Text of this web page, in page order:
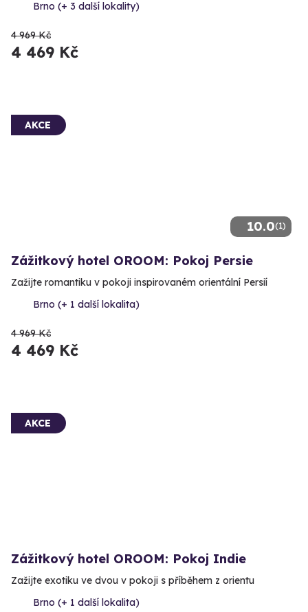
Brno (+ 3 další lokality)
4 969 Kč
4 469 Kč
10.0(1)
AKCE
Zážitkový hotel OROOM: Pokoj Persie
Zažijte romantiku v pokoji inspirovaném orientální Persií
Brno (+ 1 další lokalita)
4 969 Kč
4 469 Kč
AKCE
Zážitkový hotel OROOM: Pokoj Indie
Zažijte exotiku ve dvou v pokoji s příběhem z orientu
Brno (+ 1 další lokalita)